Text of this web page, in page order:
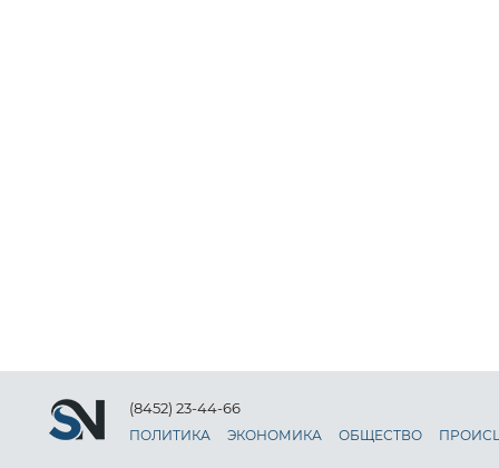
(8452) 23-44-66
ПОЛИТИКА ЭКОНОМИКА ОБЩЕСТВО